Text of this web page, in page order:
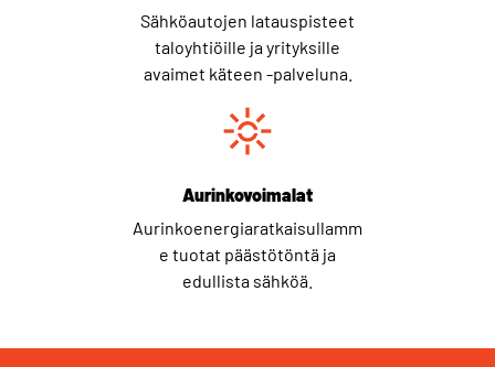
Sähköautojen latauspisteet
taloyhtiöille ja yrityksille
avaimet käteen -palveluna.
Aurinkovoimalat
Aurinkoenergiaratkaisullamm
e tuotat päästötöntä ja
edullista sähköä.